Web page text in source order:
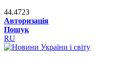
44.4723
Авторизація
Пошук
RU